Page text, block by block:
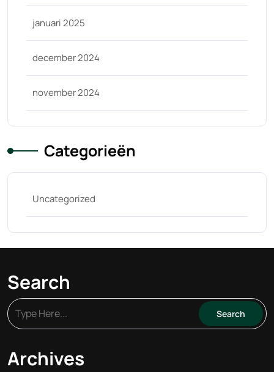
januari 2025
december 2024
november 2024
Categorieën
Uncategorized
Search
Archives